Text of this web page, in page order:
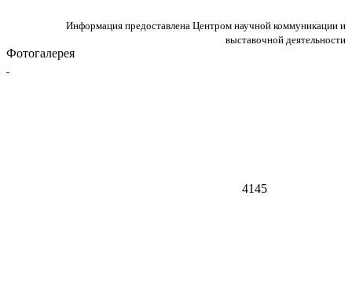
Информация предоставлена Центром научной коммуникации и
выставочной деятельности
Фотогалерея
4145